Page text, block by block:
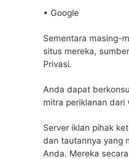
• Google
Sementara masing-
situs mereka,
Privasi.
Anda dapat
mitra periklanan
Server iklan pihak
dan tautannya yang
Anda. Mereka